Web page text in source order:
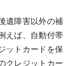
遺障害以外の補
えば、自動付帯
ットカードを保
クレジットカー